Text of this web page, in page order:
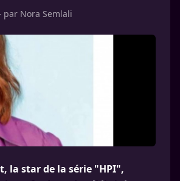
par Nora Semlali
la star de la série "HPI",